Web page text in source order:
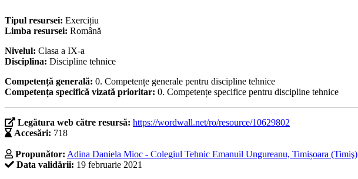
Tipul resursei: Exercițiu
Limba resursei: Română
Nivelul: Clasa a IX-a
Disciplina: Discipline tehnice
Competență generală: 0. Competențe generale pentru discipline tehnice
Competența specifică vizată prioritar: 0. Competențe specifice pentru discipline tehnice
Legătura web către resursă: https://wordwall.net/ro/resource/10629802
Accesări: 718
Propunător: Adina Daniela Mioc - Colegiul Tehnic Emanuil Ungureanu, Timișoara (Timiş)
Data validării: 19 februarie 2021